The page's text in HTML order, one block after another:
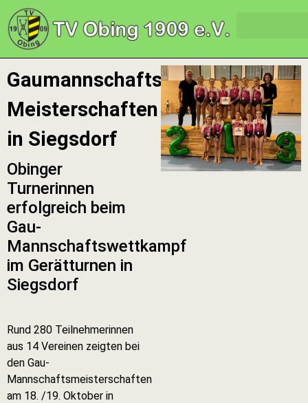
Gaumannschafts-
Meisterschaften
in Siegsdorf
Obinger
Turnerinnen
erfolgreich beim
Gau-
Mannschaftswettkampf
im Gerätturnen in
Siegsdorf
Rund 280 Teilnehmerinnen
aus 14 Vereinen zeigten bei
den Gau-
Mannschaftsmeisterschaften
am 18. /19. Oktober in